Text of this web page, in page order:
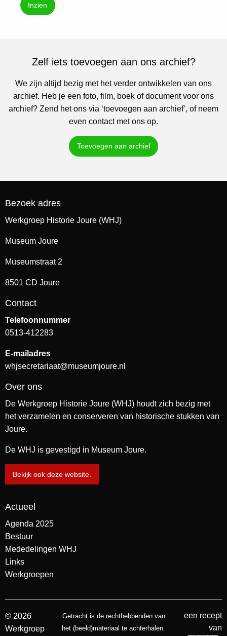
Inzien
Zelf iets toevoegen aan ons archief?
We zijn altijd bezig met het verder ontwikkelen van ons
archief. Heb je een foto, film, boek of document voor ons
archief? Zend het ons via ‘toevoegen aan archief’, of neem
even contact met ons op.
Toevoegen aan archief
Bezoek adres
Werkgroep Historie Joure (WHJ)
Museum Joure
Museumstraat 2
8501 CD Joure
Contact
Telefoonnummer
0513-412283
E-mailadres
whjsecretariaat@museumjoure.nl
Over ons
De Werkgroep Historie Joure (WHJ) houdt zich bezig met
het verzamelen en conserveren van historische stukken van
Joure.
De WHJ is gevestigd in Museum Joure.
Bekijk ook deze website.
Actueel
Agenda 2025
Bestuur
Mededelingen WHJ
Links
Werkgroepen
© 2026
Werkgroep
Getracht is de rechthebbenden van
het (beeld)materiaal te achterhalen.
een recept
van